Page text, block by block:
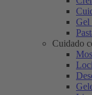
Gel
Cuidado